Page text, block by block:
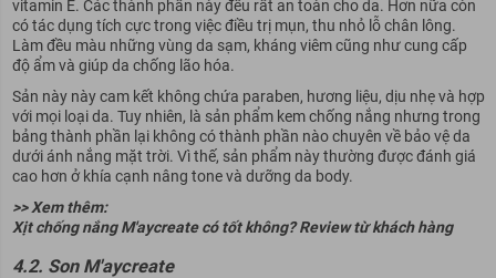
vitamin E. Các thành phần này đều rất an toàn cho da. Hơn nữa còn
có tác dụng tích cực trong việc điều trị mụn, thu nhỏ lỗ chân lông.
Làm đều màu những vùng da sạm, kháng viêm cũng như cung cấp
độ ẩm và giúp da chống lão hóa.
Sản này này cam kết không chứa paraben, hương liệu, dịu nhẹ và hợp
với mọi loại da. Tuy nhiên, là sản phẩm kem chống nắng nhưng trong
bảng thành phần lại không có thành phần nào chuyên về bảo vệ da
dưới ánh nắng mặt trời. Vì thế, sản phẩm này thường được đánh giá
cao hơn ở khía cạnh nâng tone và dưỡng da body.
>> Xem thêm:
Xịt chống nắng M'aycreate có tốt không? Review từ khách hàng
4.2. Son M'aycreate